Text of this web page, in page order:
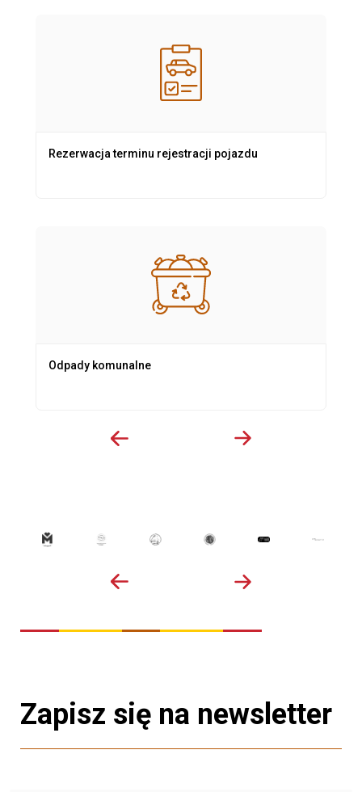
Rezerwacja terminu rejestracji pojazdu
Odpady komunalne
Zapisz się na newsletter